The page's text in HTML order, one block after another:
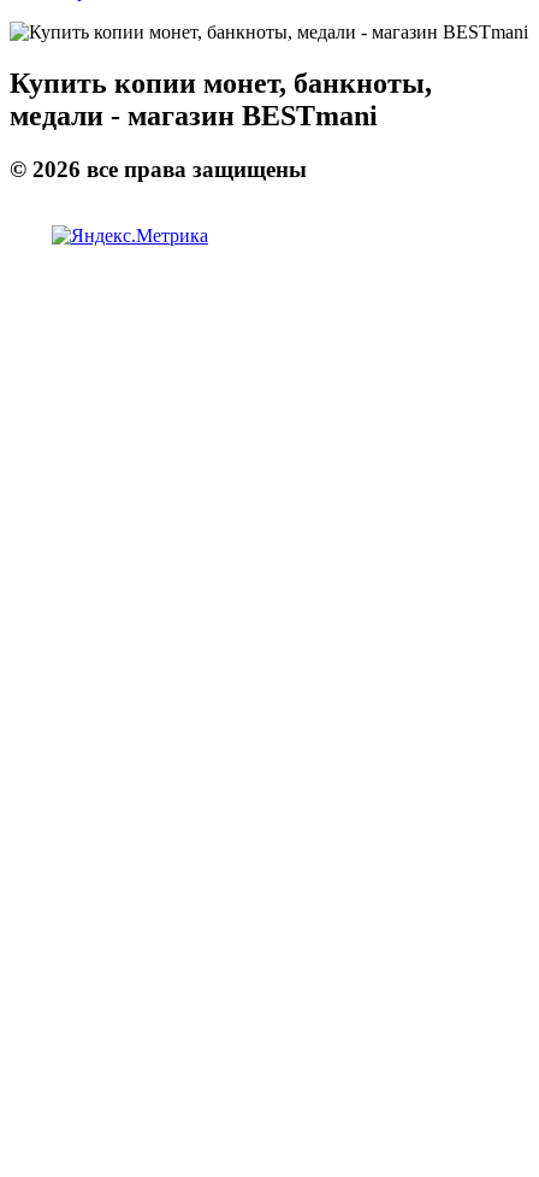
Купить копии монет, банкноты,
медали - магазин BESTmani
© 2026 все права защищены